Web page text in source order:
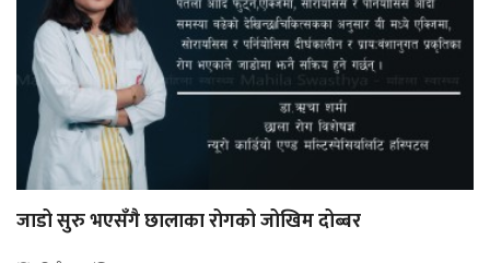
जाडो सुरु भएसँगै छालाका रोगको जोखिम दोब्बर